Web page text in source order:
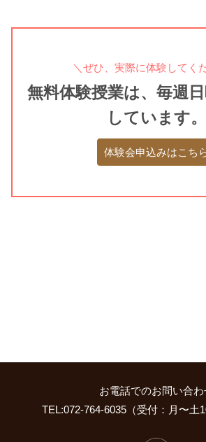
＼ぜひ、実際に体験してく
無料体験授業は、毎週
しています。
体験会申込みはこち
お電話でのお問い合わ
TEL:072-764-6035（受付：月〜土